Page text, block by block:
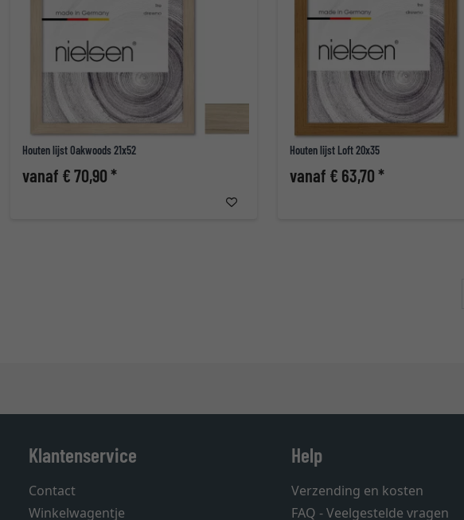
Houten lijst Oakwoods 21x52
vanaf € 70,90 *
Houten lijst Loft 20x35
vanaf € 63,70 *
Klantenservice
Contact
Winkelwagentje
Help
Verzending en kosten
FAQ - Veelgestelde vragen